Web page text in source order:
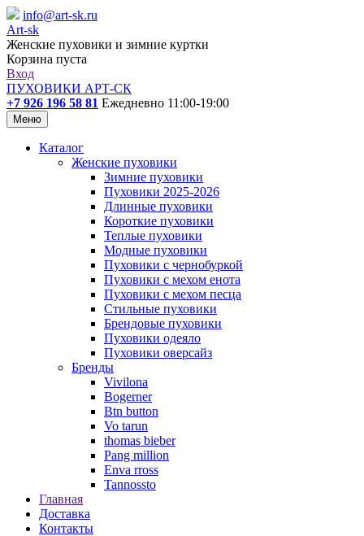
info@art-sk.ru
Art-sk
Женские пуховики и зимние куртки
Корзина пуста
Вход
ПУХОВИКИ АРТ-СК
+7 926 196 58 81 Ежедневно 11:00-19:00
Меню
Каталог
Женские пуховики
Зимние пуховики
Пуховики 2025-2026
Длинные пуховики
Короткие пуховики
Теплые пуховики
Модные пуховики
Пуховики с чернобуркой
Пуховики с мехом енота
Пуховики с мехом песца
Стильные пуховики
Брендовые пуховики
Пуховики одеяло
Пуховики оверсайз
Бренды
Vivilona
Bogerner
Btn button
Vo tarun
thomas bieber
Pang million
Enva rross
Tannossto
Главная
Доставка
Контакты